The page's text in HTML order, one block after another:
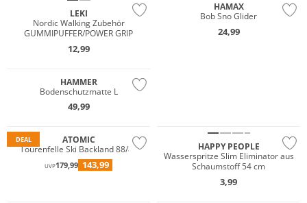
LEKI
Nordic Walking Zubehör
GUMMIPUFFER/POWER GRIP
12,99
HAMAX
Bob Sno Glider
24,99
HAMMER
Bodenschutzmatte L
49,99
DEAL
ATOMIC
Tourenfelle Ski Backland 88/89
UVP179,99 143,99
HAPPY PEOPLE
Wasserspritze Slim Eliminator aus
Schaumstoff 54 cm
3,99